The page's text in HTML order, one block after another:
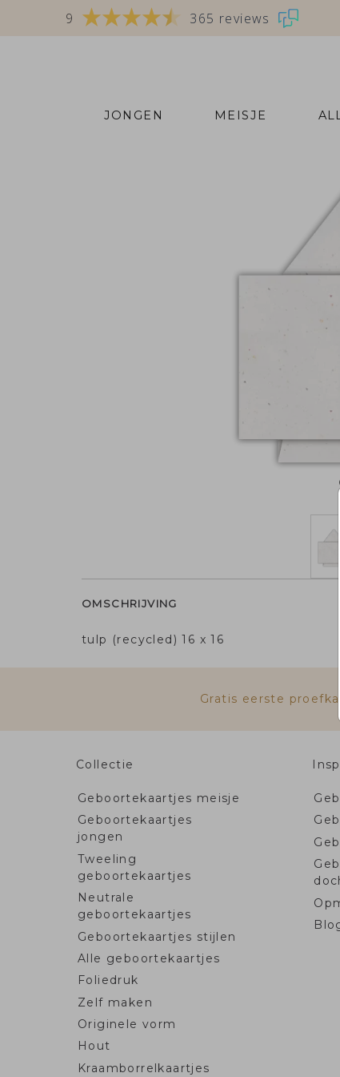
9 365 reviews
JONGEN MEISJE
OMSCHRIJVING
tulp (recycled) 16 x 16
Gratis eerste
Collectie
Geboortekaartjes meisje
Geboortekaartjes
jongen
Tweeling
geboortekaartjes
Neutrale
geboortekaartjes
Geboortekaartjes stijlen
Alle geboortekaartjes
Foliedruk
Zelf maken
Originele vorm
Hout
Kraamborrelkaartjes